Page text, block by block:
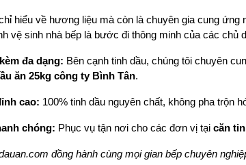
hiểu về hương liệu mà còn là chuyên gia cung
vệ sinh nhà bếp là bước đi thông minh của các chủ
đa dạng: Bên cạnh tinh dầu, chúng tôi chuyên
ăn 25kg công ty Bình Tân.
cao: 100% tinh dầu nguyên chất, không pha trộn
chóng: Phục vụ tận nơi cho các đơn vị tạicăn
đồng hành cùng mọi gian bếp chuyên